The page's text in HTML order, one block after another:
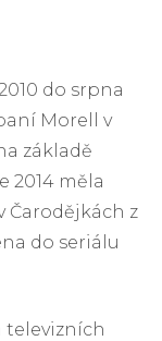
do srpna
Morell v
základě
2014 měla
Čarodějkách z
do seriálu
televizních